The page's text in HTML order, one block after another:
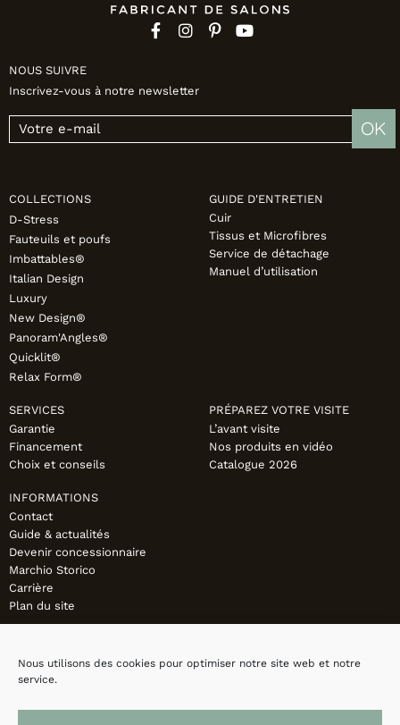
Nous utilisons des cookies pour optimiser notre site web et notre
service.
NOUS SUIVRE
Inscrivez-vous à notre newsletter
OK
COLLECTIONS
D-Stress
Fauteuils et poufs
Imbattables®
Italian Design
Luxury
New Design®
Panoram'Angles®
Quicklit®
Relax Form®
GUIDE D'ENTRETIEN
Cuir
Tissus et Microfibres
Service de détachage
Manuel d’utilisation
SERVICES
Garantie
Financement
Choix et conseils
PRÉPAREZ VOTRE VISITE
L’avant visite
Nos produits en vidéo
Catalogue 2026
INFORMATIONS
Contact
Guide & actualités
Devenir concessionnaire
Marchio Storico
Carrière
Plan du site